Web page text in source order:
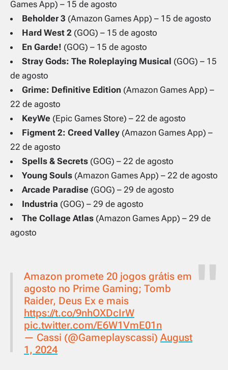
Games App) – 15 de agosto
Beholder 3 (Amazon Games App) – 15 de agosto
Hard West 2 (GOG) – 15 de agosto
En Garde! (GOG) – 15 de agosto
Stray Gods: The Roleplaying Musical (GOG) – 15
de agosto
Grime: Definitive Edition (Amazon Games App) –
22 de agosto
KeyWe (Epic Games Store) – 22 de agosto
Figment 2: Creed Valley (Amazon Games App) –
22 de agosto
Spells & Secrets (GOG) – 22 de agosto
Young Souls (Amazon Games App) – 22 de agosto
Arcade Paradise (GOG) – 29 de agosto
Industria (GOG) – 29 de agosto
The Collage Atlas (Amazon Games App) – 29 de
agosto
Amazon promete 20 jogos grátis em
agosto no Prime Gaming; Tomb
Raider, Deus Ex e mais
https://t.co/9nhOXDcIrW
pic.twitter.com/E6W1VmE01n
— Cassi (@Gameplayscassi) August
1, 2024